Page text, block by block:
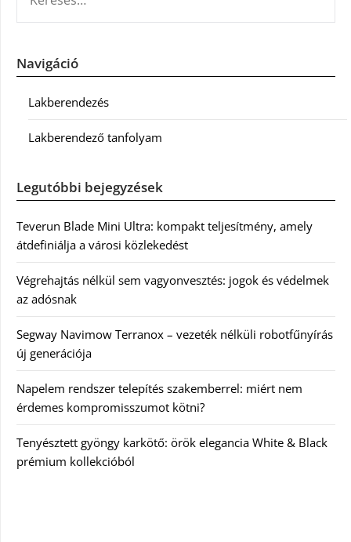
Navigáció
Lakberendezés
Lakberendező tanfolyam
Legutóbbi bejegyzések
Teverun Blade Mini Ultra: kompakt teljesítmény, amely
átdefiniálja a városi közlekedést
Végrehajtás nélkül sem vagyonvesztés: jogok és védelmek
az adósnak
Segway Navimow Terranox – vezeték nélküli robotfűnyírás
új generációja
Napelem rendszer telepítés szakemberrel: miért nem
érdemes kompromisszumot kötni?
Tenyésztett gyöngy karkötő: örök elegancia White & Black
prémium kollekcióból